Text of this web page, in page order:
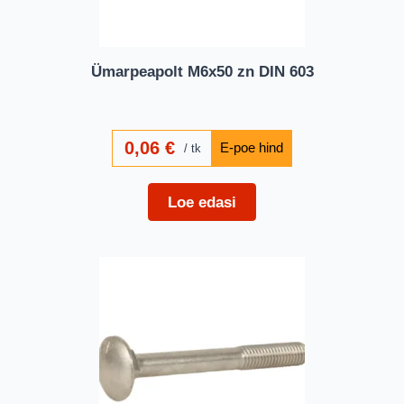
Ümarpeapolt M6x50 zn DIN 603
0,06€ tk
Loe edasi